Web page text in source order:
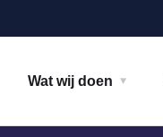
Wat wij doen